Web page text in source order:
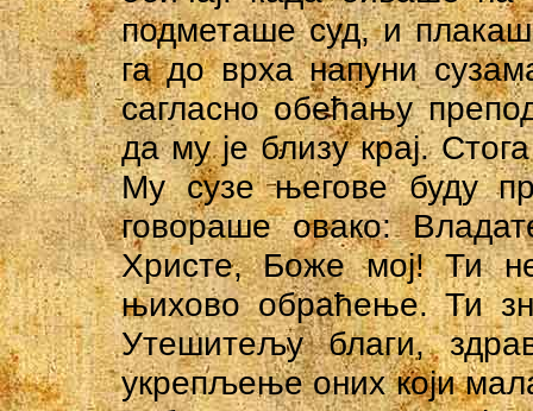
подметаше суд, и
га до врха напуни
сагласно обећању
да му је близу крај.
Му сузе његове буду
говораше овако:
Христе, Боже мој! Ти
њихово обраћење. Ти
Утешитељу благи,
укрепљење оних који